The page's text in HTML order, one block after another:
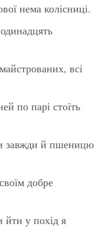
нема колісниці.
всі
по парі стоїть
завжди й пшеницю
добре
йти у похід я